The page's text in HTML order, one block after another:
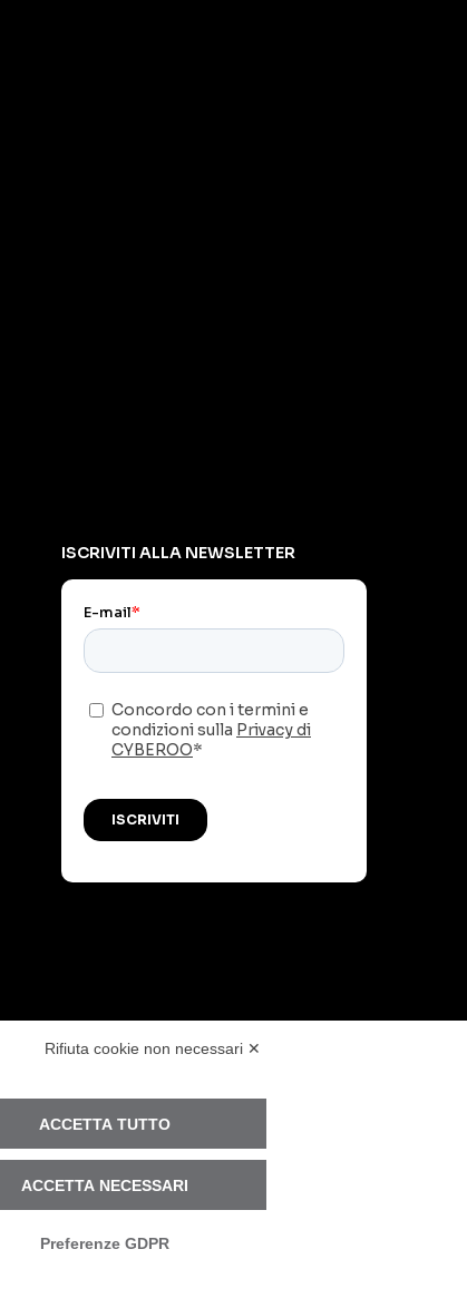
ISCRIVITI ALLA NEWSLETTER
twitter
Rifiuta cookie non necessari ✕
ACCETTA TUTTO
ACCETTA NECESSARI
Preferenze GDPR